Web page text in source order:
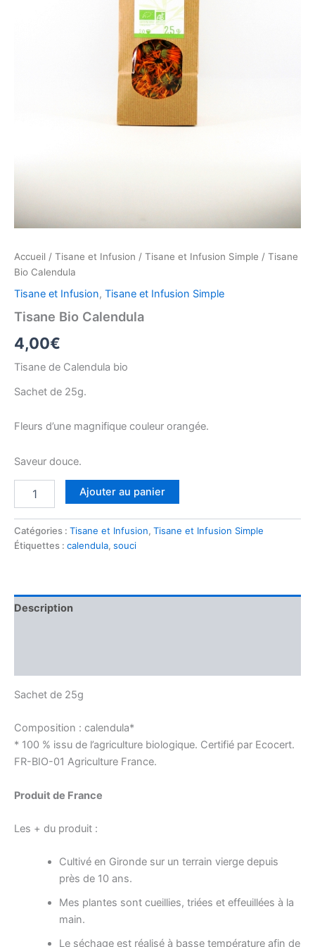
Accueil / Tisane et Infusion / Tisane et Infusion Simple / Tisane
Bio Calendula
Tisane et Infusion, Tisane et Infusion Simple
Tisane Bio Calendula
4,00€
Tisane de Calendula bio
Sachet de 25g.
Fleurs d’une magnifique couleur orangée.
Saveur douce.
Bio
Calendula
Ajouter au panier
Catégories : Tisane et Infusion, Tisane et Infusion Simple
Étiquettes : calendula, souci
Description
Sachet de 25g
Composition : calendula*
* 100 % issu de l’agriculture biologique. Certifié par Ecocert.
FR-BIO-01 Agriculture France.
Produit de France
Les + du produit :
Cultivé en Gironde sur un terrain vierge depuis
près de 10 ans.
Mes plantes sont cueillies, triées et effeuillées à la
main.
Le séchage est réalisé à basse température afin de